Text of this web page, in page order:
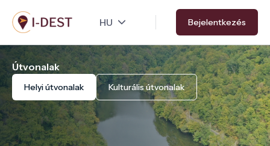
Ugrás
a
tartalomra
Bejelentkezés
Útvonalak
Helyi útvonalak Kulturális útvonalak